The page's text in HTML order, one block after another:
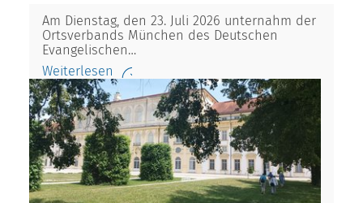
Am Dienstag, den 23. Juli 2026 unternahm der
Ortsverbands München des Deutschen
Evangelischen…
Weiterlesen